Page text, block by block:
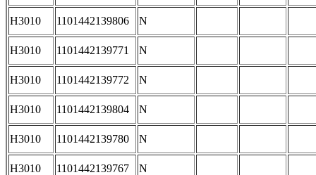
H3010 1101442139806 N
H3010 1101442139771 N
H3010 1101442139772 N
H3010 1101442139804 N
H3010 1101442139780 N
H3010 1101442139767 N